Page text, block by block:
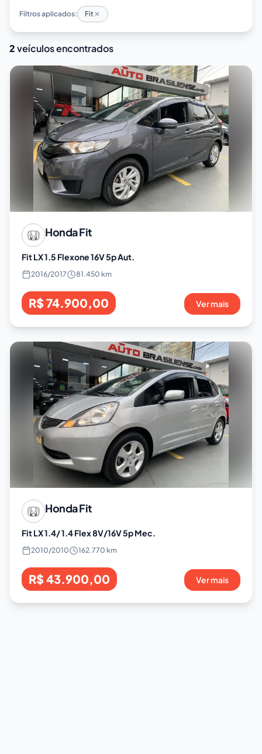
Filtros aplicados: Fit
2veículos encontrados
HondaFit
Fit LX 1.5 Flexone 16V 5p Aut.
2016/2017 81.450 km
R$ 74.900,00 Ver mais
HondaFit
Fit LX 1.4/ 1.4 Flex 8V/16V 5p Mec.
2010/2010 162.770 km
R$ 43.900,00 Ver mais